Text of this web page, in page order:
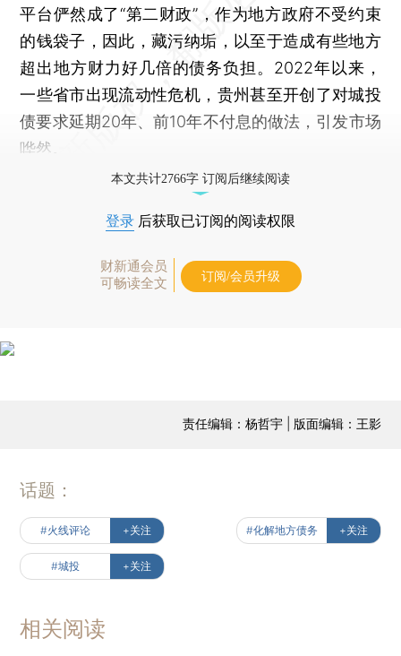
平台俨然成了“第二财政”，作为地方政府不受约束
的钱袋子，因此，藏污纳垢，以至于造成有些地方
超出地方财力好几倍的债务负担。2022年以来，
一些省市出现流动性危机，贵州甚至开创了对城投
债要求延期20年、前10年不付息的做法，引发市场
哗然。
本文共计2766字 订阅后继续阅读
登录 后获取已订阅的阅读权限
财新通会员
可畅读全文
订阅/会员升级
责任编辑：杨哲宇 | 版面编辑：王影
话题：
#火线评论 +关注 #化解地方债务 +关注
#城投 +关注
相关阅读